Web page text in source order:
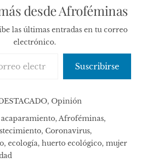
desde Afroféminas
las últimas entradas en tu correo
electrónico.
Suscribirse
, Opinión
acaparamiento, Afroféminas,
, Coronavirus,
, ecología, huerto ecológico, mujer